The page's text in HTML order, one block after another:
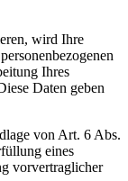
wird Ihre
Ihres
Daten geben
von Art. 6 Abs.
eines
vorvertraglicher